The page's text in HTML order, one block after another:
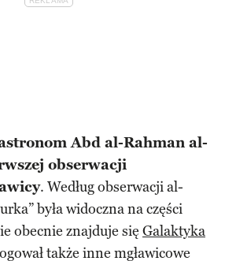
Abd al-Rahman al-
obserwacji
. Według obserwacji al-
była widoczna na części
obecnie znajduje się Galaktyka
także inne mgławicowe